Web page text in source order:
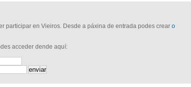
participar en Vieiros. Desde a páxina de entrada podes crear o
acceder dende aquí: